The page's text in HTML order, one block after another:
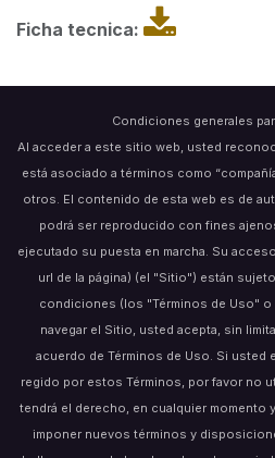
Ficha tecnica:
Condiciones generales
Al acceder a este sitio web, usted
está asociado a términos como
otros. El contenido de esta web es de
podrá ser reproducido con fines
ejecutado su puesta en marcha. Su
url de la página) (el "Sitio") están
condiciones (los "Términos de Uso" o
navegar el Sitio, usted acepta, sin
acuerdo de Términos de Uso. Si usted
regido por estos Términos, por favor no
tendrá el derecho, en cualquier momento
imponer nuevos términos y